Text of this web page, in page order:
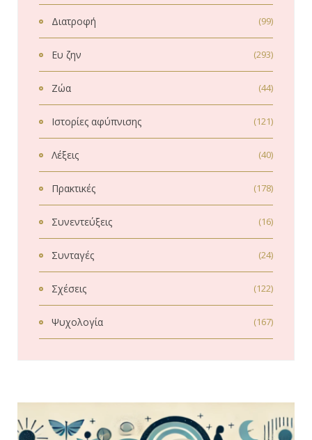
Διατροφή (99)
Ευ ζην (293)
Ζώα (44)
Ιστορίες αφύπνισης (121)
Λέξεις (40)
Πρακτικές (178)
Συνεντεύξεις (16)
Συνταγές (24)
Σχέσεις (122)
Ψυχολογία (167)